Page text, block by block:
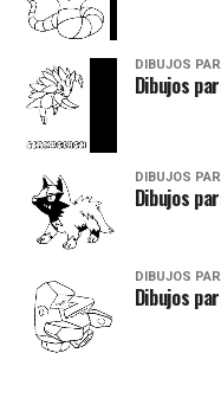
DIBUJOS
Dibujos
DIBUJOS
Dibujos
DIBUJOS
Dibujos